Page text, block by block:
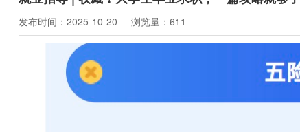
发布时间：2025-10-20 浏览量：611